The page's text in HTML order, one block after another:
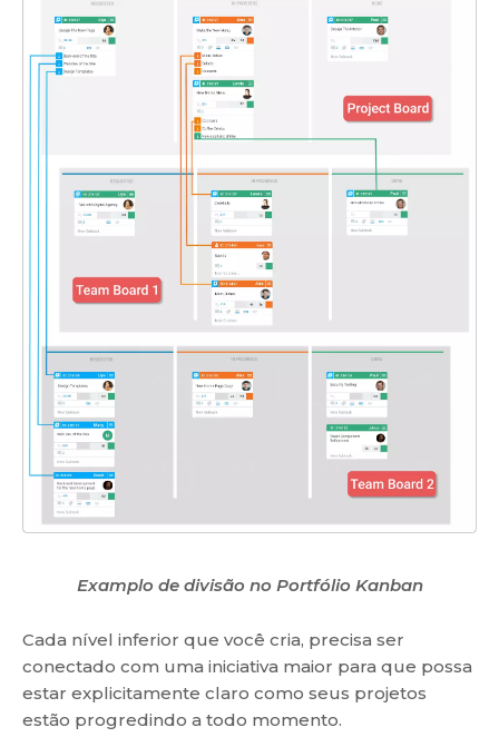
Examplo de divisão no Portfólio Kanban
Cada nível inferior que você cria, precisa ser
conectado com uma iniciativa maior para que possa
estar explicitamente claro como seus projetos
estão progredindo a todo momento.